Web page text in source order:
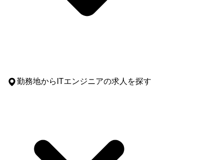
勤務地からITエンジニアの求人を探す